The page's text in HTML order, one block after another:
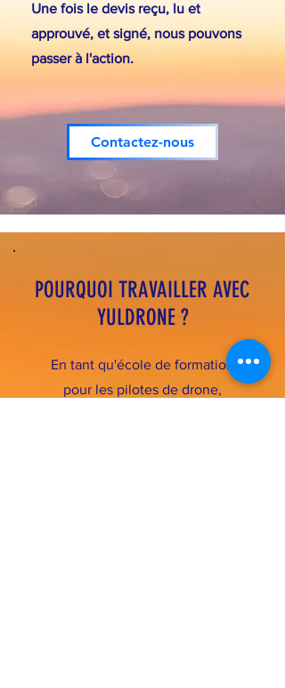
Une fois le devis reçu, lu et
approuvé, et signé, nous pouvons
passer à l'action.
Contactez-nous
POURQUOI TRAVAILLER AVEC
YULDRONE ?
En tant qu'école de formation
pour les pilotes de drone,